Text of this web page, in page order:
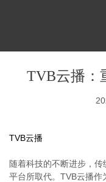
TVB云播：
TVB云播
随着科技的不断进步，
平台所取代。TVB云播作